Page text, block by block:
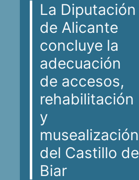
La Diputación
de Alicante
concluye la
adecuación
de accesos,
rehabilitación
y
musealización
del Castillo de
Biar